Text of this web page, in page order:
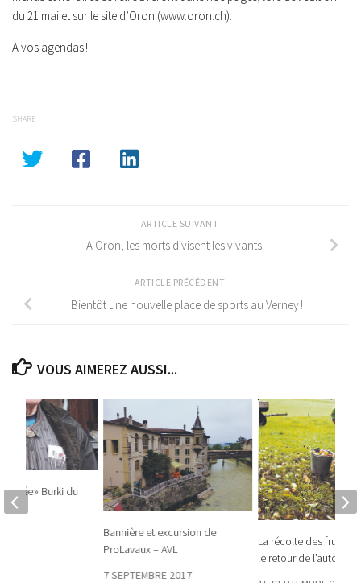
du 21 mai et sur le site d’Oron (www.oron.ch).
A vos agendas !
SHARE
ARTICLE SUIVANT
A Oron, les morts divisent les vivants
ARTICLE PRÉCÉDENT
Bientôt une nouvelle place de sports au Verney !
VOUS AIMEREZ AUSSI...
Bannière et excursion de
ProLavaux – AVL
7 SEPTEMBRE 2017
La récolte des fruits
le retour de l’automne
» Burki du